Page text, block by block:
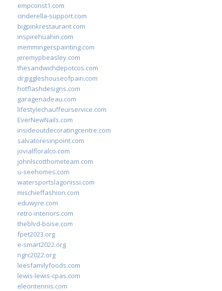
empconst1.com
cinderella-support.com
bigpinkrestaurant.com
inspirehuahin.com
memmingerspainting.com
jeremypbeasley.com
thesandwichdepotcos.com
drgiggleshouseofpain.com
hotflashdesigns.com
garagenadeau.com
lifestylechauffeurservice.com
EverNewNails.com
insideoutdecoratingcentre.com
salvatoresinpoint.com
jovialfloralco.com
johnlscotthometeam.com
u-seehomes.com
watersportslagonissi.com
mischieffashion.com
eduwyre.com
retro-interiors.com
theblvd-boise.com
fpet2023.org
e-smart2022.org
ngrc2022.org
leesfamilyfoods.com
lewis-lewis-cpas.com
eleontennis.com